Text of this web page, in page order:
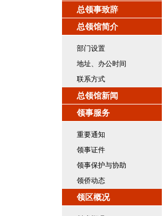
总领事致辞
总领馆简介
部门设置
地址、办公时间
联系方式
总领馆新闻
领事服务
重要通知
领事证件
领事保护与协助
领侨动态
领区概况